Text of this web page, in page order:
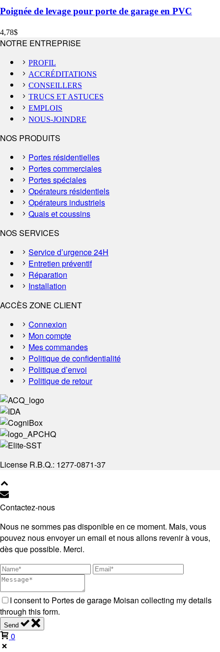
Poignée de levage pour porte de garage en PVC
4,78$
NOTRE ENTREPRISE
PROFIL
ACCRÉDITATIONS
CONSEILLERS
TRUCS ET ASTUCES
EMPLOIS
NOUS-JOINDRE
NOS PRODUITS
Portes résidentielles
Portes commerciales
Portes spéciales
Opérateurs résidentiels
Opérateurs industriels
Quais et coussins
NOS SERVICES
Service d’urgence 24H
Entretien préventif
Réparation
Installation
ACCÈS ZONE CLIENT
Connexion
Mon compte
Mes commandes
Politique de confidentialité
Politique d’envoi
Politique de retour
License R.B.Q.: 1277-0871-37
Contactez-nous
Nous ne sommes pas disponible en ce moment. Mais, vous
pouvez nous envoyer un email et nous allons revenir à vous,
dès que possible. Merci.
I consent to Portes de garage Moisan collecting my details
through this form.
Send
0